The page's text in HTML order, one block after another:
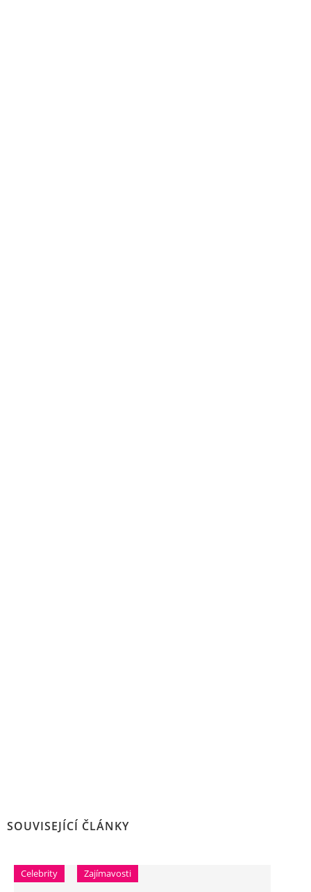
SOUVISEJÍCÍ ČLÁNKY
Celebrity Zajímavosti